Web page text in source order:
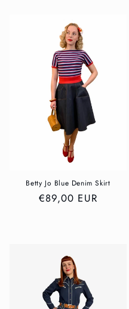
Betty Jo Blue Denim Skirt
Normale
€89,00 EUR